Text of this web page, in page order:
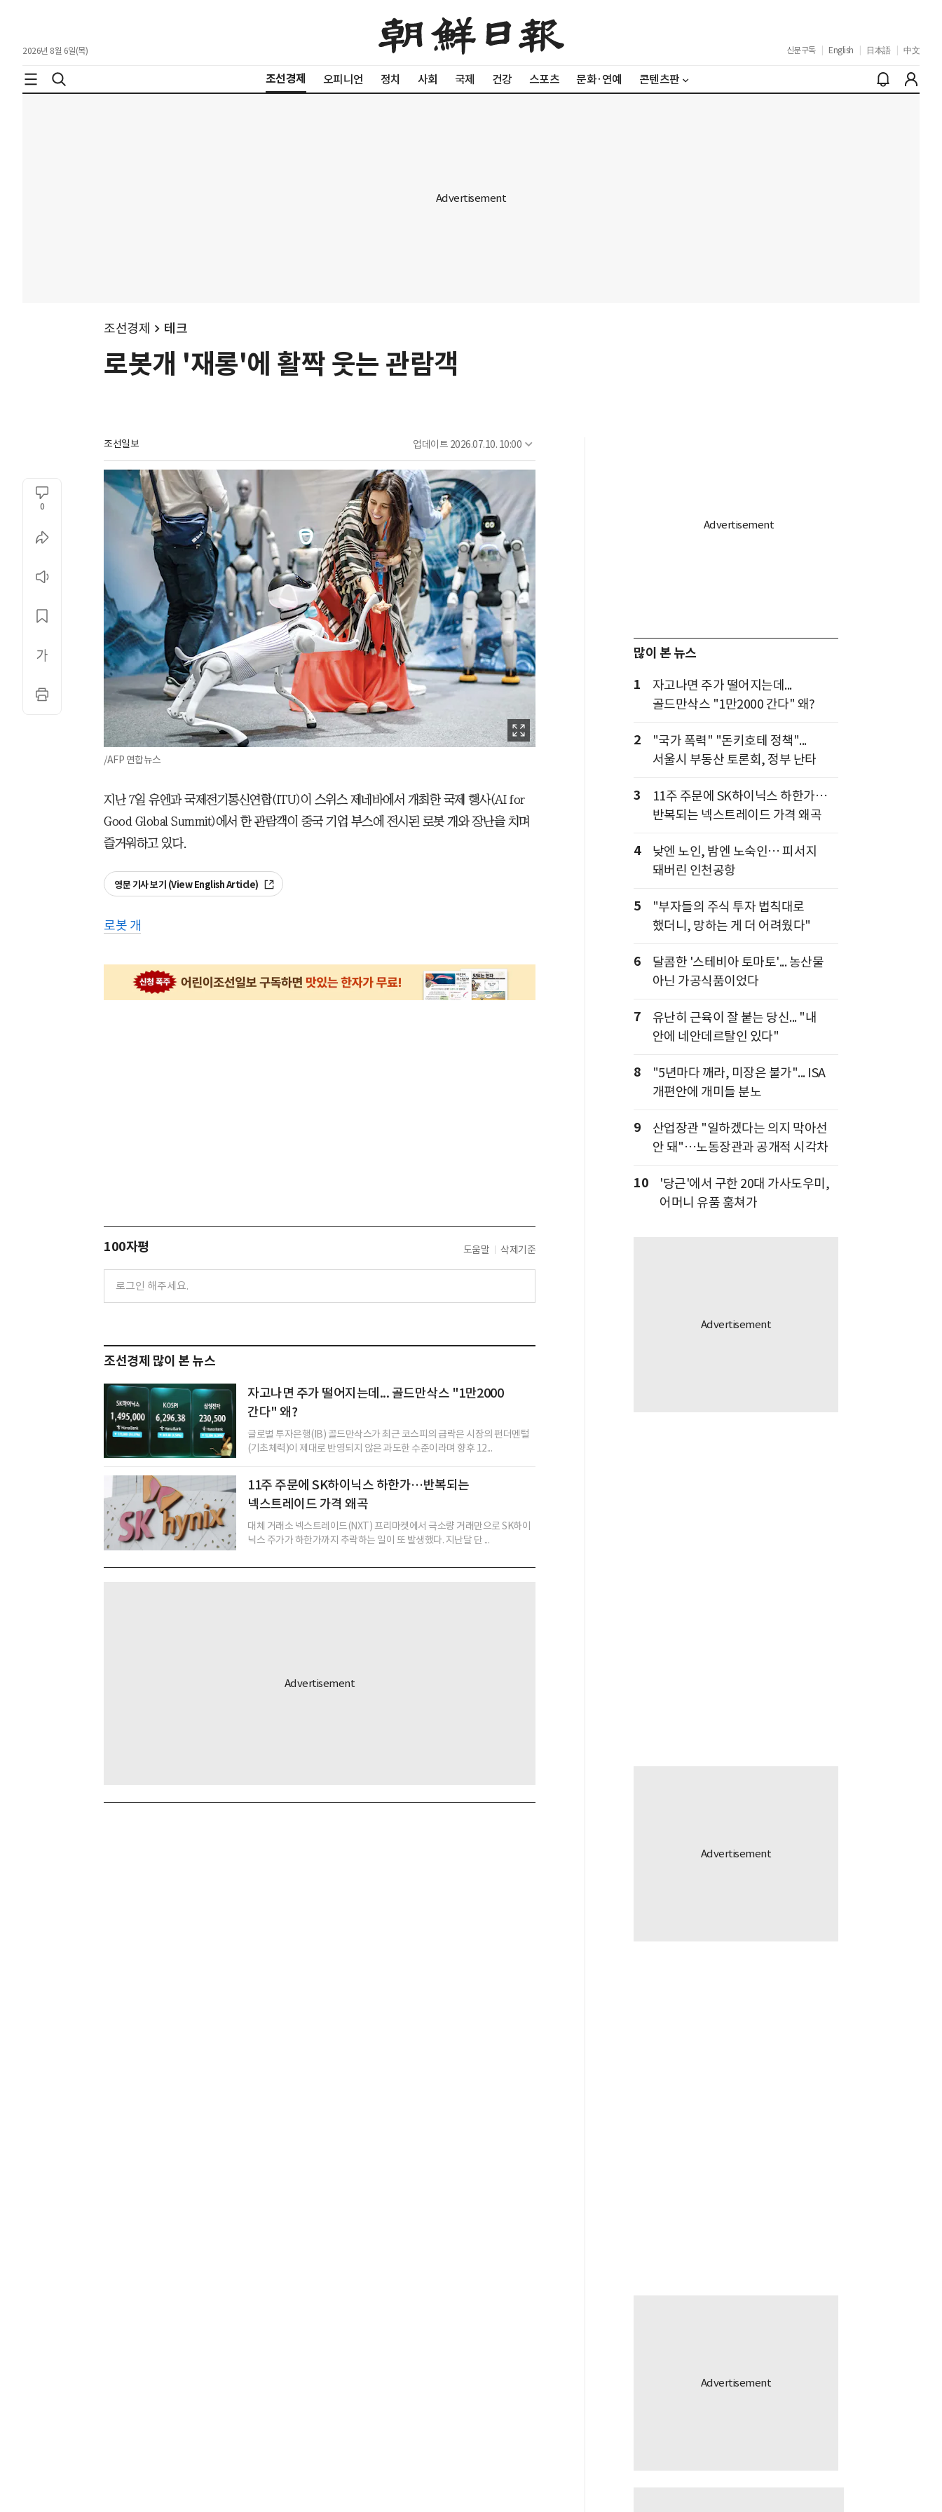
2026년 8월 6일(목) 신문구독 English 日本語 中文
조선경제 오피니언 정치 사회 국제 건강 스포츠 문화·연예 콘텐츠판
조선경제 테크
로봇개 '재롱'에 활짝 웃는 관람객
조선일보 업데이트 2026.07.10. 10:00
0
/AFP 연합뉴스
지난 7일 유엔과 국제전기통신연합(ITU)이 스위스 제네바에서 개최한 국제 행사(AI for
Good Global Summit)에서 한 관람객이 중국 기업 부스에 전시된 로봇 개와 장난을 치며
즐거워하고 있다.
영문 기사 보기 (View English Article)
로봇 개
100자평 도움말 삭제기준
조선경제 많이 본 뉴스
자고나면 주가 떨어지는데... 골드만삭스 "1만2000
간다" 왜?
글로벌 투자은행(IB) 골드만삭스가 최근 코스피의 급락은 시장의 펀더멘털
(기초체력)이 제대로 반영되지 않은 과도한 수준이라며 향후 12...
11주 주문에 SK하이닉스 하한가…반복되는
넥스트레이드 가격 왜곡
대체 거래소 넥스트레이드(NXT) 프리마켓에서 극소량 거래만으로 SK하이
닉스 주가가 하한가까지 추락하는 일이 또 발생했다. 지난달 단 ...
많이 본 뉴스
1
자고나면 주가 떨어지는데...
골드만삭스 "1만2000 간다" 왜?
2
"국가 폭력" "돈키호테 정책"...
서울시 부동산 토론회, 정부 난타
3
11주 주문에 SK하이닉스 하한가…
반복되는 넥스트레이드 가격 왜곡
4
낮엔 노인, 밤엔 노숙인… 피서지
돼버린 인천공항
5
"부자들의 주식 투자 법칙대로
했더니, 망하는 게 더 어려웠다"
6
달콤한 '스테비아 토마토'... 농산물
아닌 가공식품이었다
7
유난히 근육이 잘 붙는 당신... "내
안에 네안데르탈인 있다"
8
"5년마다 깨라, 미장은 불가"... ISA
개편안에 개미들 분노
9
산업장관 "일하겠다는 의지 막아선
안 돼"…노동장관과 공개적 시각차
10
'당근'에서 구한 20대 가사도우미,
어머니 유품 훔쳐가